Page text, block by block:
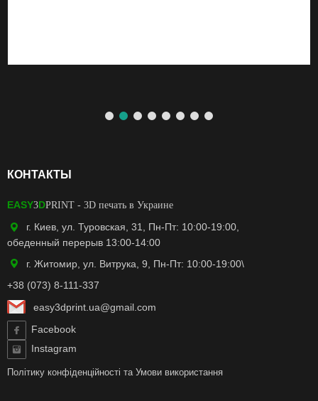
КОНТАКТЫ
EASY3DPRINT - 3D печать в Украине
г. Киев, ул. Туровская, 31, Пн-Пт: 10:00-19:00,
обеденный перерыв 13:00-14:00
г. Житомир, ул. Витрука, 9, Пн-Пт: 10:00-19:00\
+38 (073) 8-111-337
easy3dprint.ua@gmail.com
Facebook
Instagram
Політику конфіденційності та Умови використання